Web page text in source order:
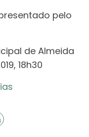
pelo
de Almeida
18h30